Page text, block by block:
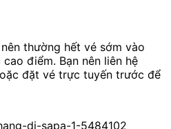
thường hết vé sớm vào
điểm. Bạn nên liên hệ
đặt vé trực tuyến trước để